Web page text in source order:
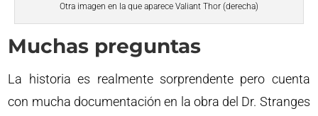
Otra imagen en la que aparece Valiant Thor (derecha)
Muchas preguntas
La historia es realmente sorprendente pero cuenta
con mucha documentación en la obra del Dr. Stranges